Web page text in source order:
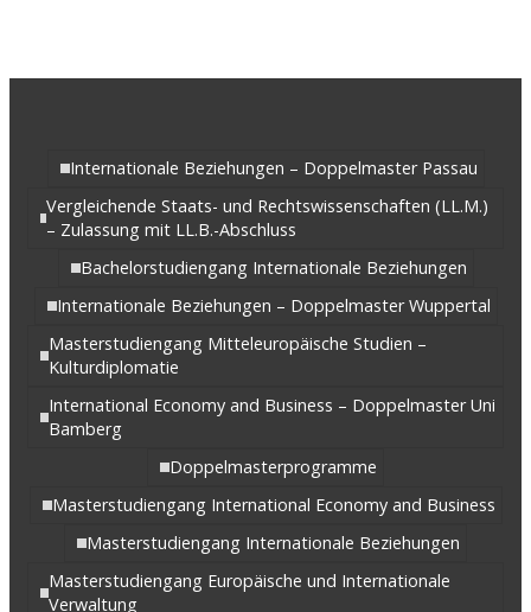
Internationale Beziehungen – Doppelmaster Passau
Vergleichende Staats- und Rechtswissenschaften (LL.M.)
– Zulassung mit LL.B.-Abschluss
Bachelorstudiengang Internationale Beziehungen
Internationale Beziehungen – Doppelmaster Wuppertal
Masterstudiengang Mitteleuropäische Studien –
Kulturdiplomatie
International Economy and Business – Doppelmaster Uni
Bamberg
Doppelmasterprogramme
Masterstudiengang International Economy and Business
Masterstudiengang Internationale Beziehungen
Masterstudiengang Europäische und Internationale
Verwaltung